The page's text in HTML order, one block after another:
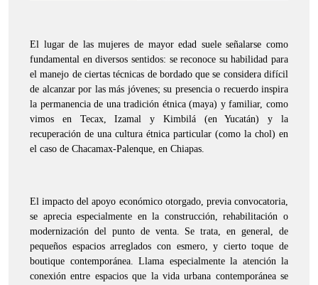
El lugar de las mujeres de mayor edad suele señalarse como
fundamental en diversos sentidos: se reconoce su habilidad para
el manejo de ciertas técnicas de bordado que se considera difícil
de alcanzar por las más jóvenes; su presencia o recuerdo inspira
la permanencia de una tradición étnica (maya) y familiar, como
vimos en Tecax, Izamal y Kimbilá (en Yucatán) y la
recuperación de una cultura étnica particular (como la chol) en
el caso de Chacamax-Palenque, en Chiapas.
El impacto del apoyo económico otorgado, previa convocatoria,
se aprecia especialmente en la construcción, rehabilitación o
modernización del punto de venta. Se trata, en general, de
pequeños espacios arreglados con esmero, y cierto toque de
boutique contemporánea. Llama especialmente la atención la
conexión entre espacios que la vida urbana contemporánea se